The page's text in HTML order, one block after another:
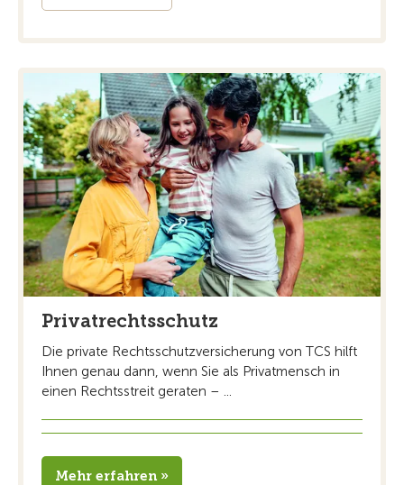
Privatrechtsschutz
Die private Rechtsschutzversicherung von TCS hilft
Ihnen genau dann, wenn Sie als Privatmensch in
einen Rechtsstreit geraten – ...
Mehr erfahren »